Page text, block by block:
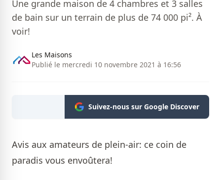
Une grande maison de 4 chambres et 3 salles
de bain sur un terrain de plus de 74 000 pi². À
voir!
Les Maisons
Publié le mercredi 10 novembre 2021 à 16:56
Suivez-nous sur Google Discover
Avis aux amateurs de plein-air: ce coin de
paradis vous envoûtera!